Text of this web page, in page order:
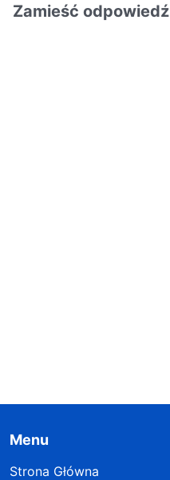
Zamieść odpowiedź
Menu
Strona Główna